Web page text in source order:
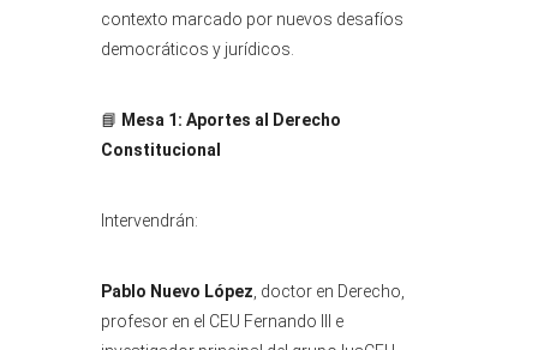
contexto marcado por nuevos desafíos
democráticos y jurídicos.
📘 Mesa 1: Aportes al Derecho
Constitucional
Intervendrán:
Pablo Nuevo López , doctor en Derecho,
profesor en el CEU Fernando III e